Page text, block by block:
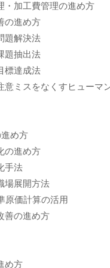
・加工費管理の進め方
の進め方
題解決法
題抽出法
標達成法
意ミスをなくすヒューマ
め方
の進め方
手法
場展開方法
原価計算の活用
善の進め方
め方